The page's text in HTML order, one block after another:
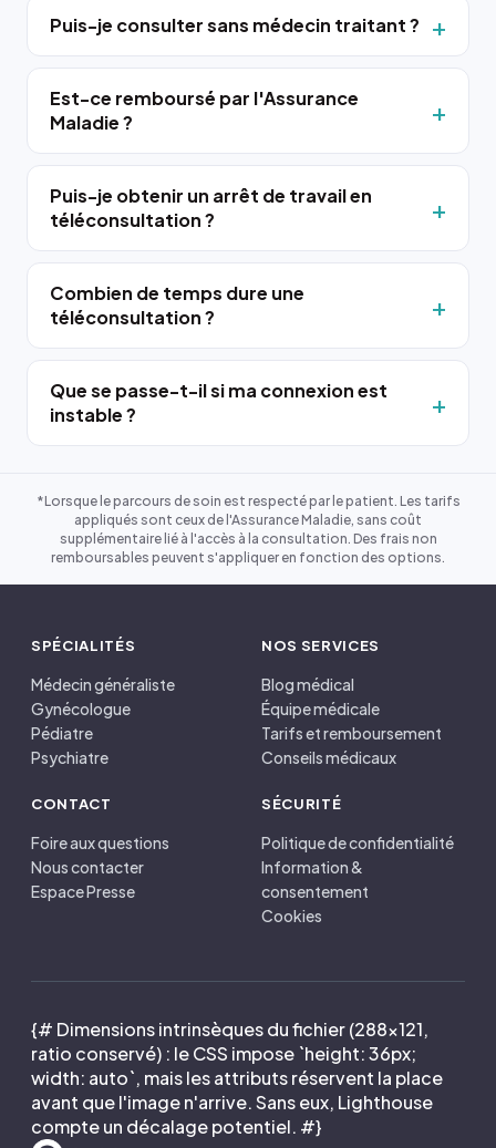
Puis-je consulter sans médecin traitant ?
Est-ce remboursé par l'Assurance
Maladie ?
Puis-je obtenir un arrêt de travail en
téléconsultation ?
Combien de temps dure une
téléconsultation ?
Que se passe-t-il si ma connexion est
instable ?
*Lorsque le parcours de soin est respecté par le patient. Les tarifs
appliqués sont ceux de l'Assurance Maladie, sans coût
supplémentaire lié à l'accès à la consultation. Des frais non
remboursables peuvent s'appliquer en fonction des options.
SPÉCIALITÉS
Médecin généraliste
Gynécologue
Pédiatre
Psychiatre
NOS SERVICES
Blog médical
Équipe médicale
Tarifs et remboursement
Conseils médicaux
CONTACT
Foire aux questions
Nous contacter
Espace Presse
SÉCURITÉ
Politique de confidentialité
Information &
consentement
Cookies
{# Dimensions intrinsèques du fichier (288×121,
ratio conservé) : le CSS impose `height: 36px;
width: auto`, mais les attributs réservent la place
avant que l'image n'arrive. Sans eux, Lighthouse
compte un décalage potentiel. #}